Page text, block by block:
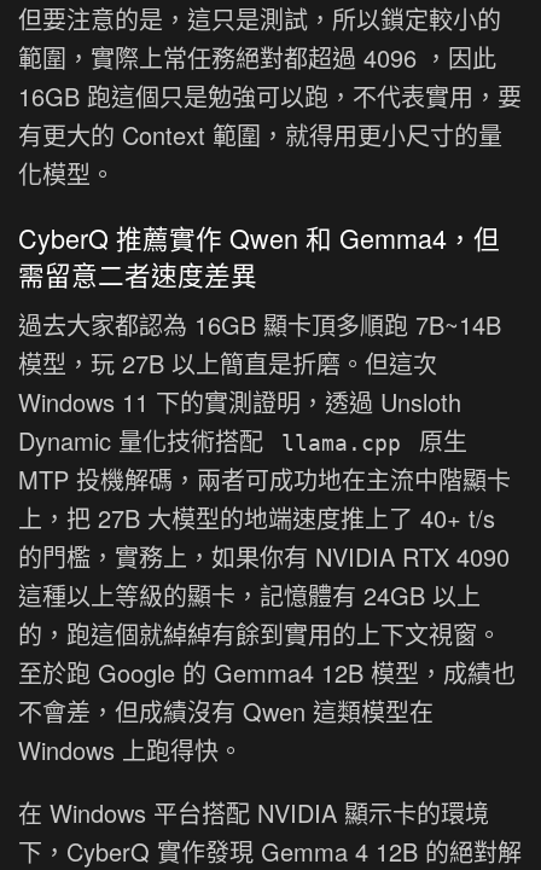
但要注意的是，這只是測試，所以鎖定較小的
範圍，實際上常任務絕對都超過 4096 ，因此
16GB 跑這個只是勉強可以跑，不代表實用，要
有更大的 Context 範圍，就得用更小尺寸的量
化模型。
CyberQ 推薦實作 Qwen 和 Gemma4，但
需留意二者速度差異
過去大家都認為 16GB 顯卡頂多順跑 7B~14B
模型，玩 27B 以上簡直是折磨。但這次
Windows 11 下的實測證明，透過 Unsloth
Dynamic 量化技術搭配
llama.cpp
原生
MTP 投機解碼，兩者可成功地在主流中階顯卡
上，把 27B 大模型的地端速度推上了 40+ t/s
的門檻，實務上，如果你有 NVIDIA RTX 4090
這種以上等級的顯卡，記憶體有 24GB 以上
的，跑這個就綽綽有餘到實用的上下文視窗。
至於跑 Google 的 Gemma4 12B 模型，成績也
不會差，但成績沒有 Qwen 這類模型在
Windows 上跑得快。
在 Windows 平台搭配 NVIDIA 顯示卡的環境
下，CyberQ 實作發現 Gemma 4 12B 的絕對解